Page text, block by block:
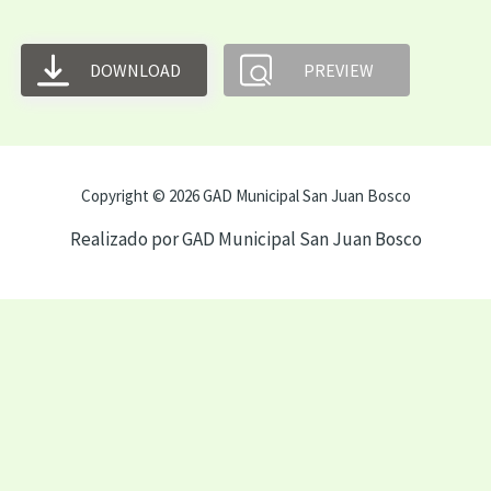
DOWNLOAD PREVIEW
Copyright © 2026 GAD Municipal San Juan Bosco
Realizado por GAD Municipal San Juan Bosco